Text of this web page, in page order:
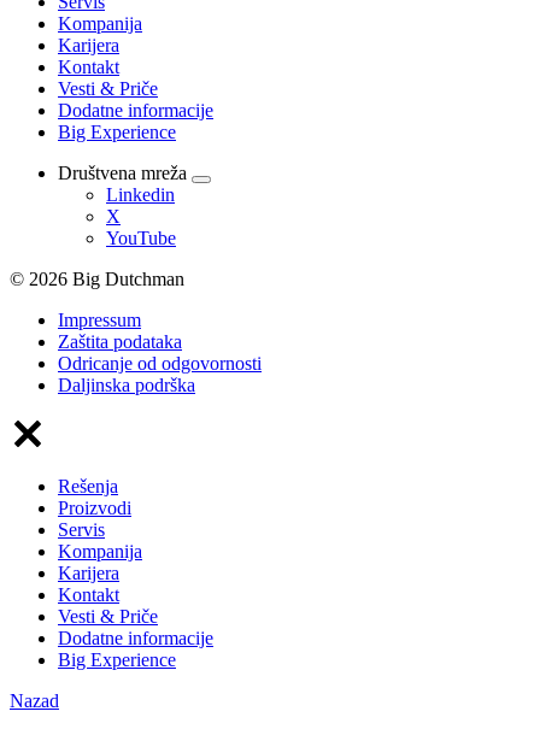
Kompanija
Karijera
Kontakt
Vesti & Priče
Dodatne informacije
Big Experience
Društvena mreža
Linkedin
X
YouTube
© 2026 Big Dutchman
Impressum
Zaštita podataka
Odricanje od odgovornosti
Daljinska podrška
Rešenja
Proizvodi
Servis
Kompanija
Karijera
Kontakt
Vesti & Priče
Dodatne informacije
Big Experience
Nazad